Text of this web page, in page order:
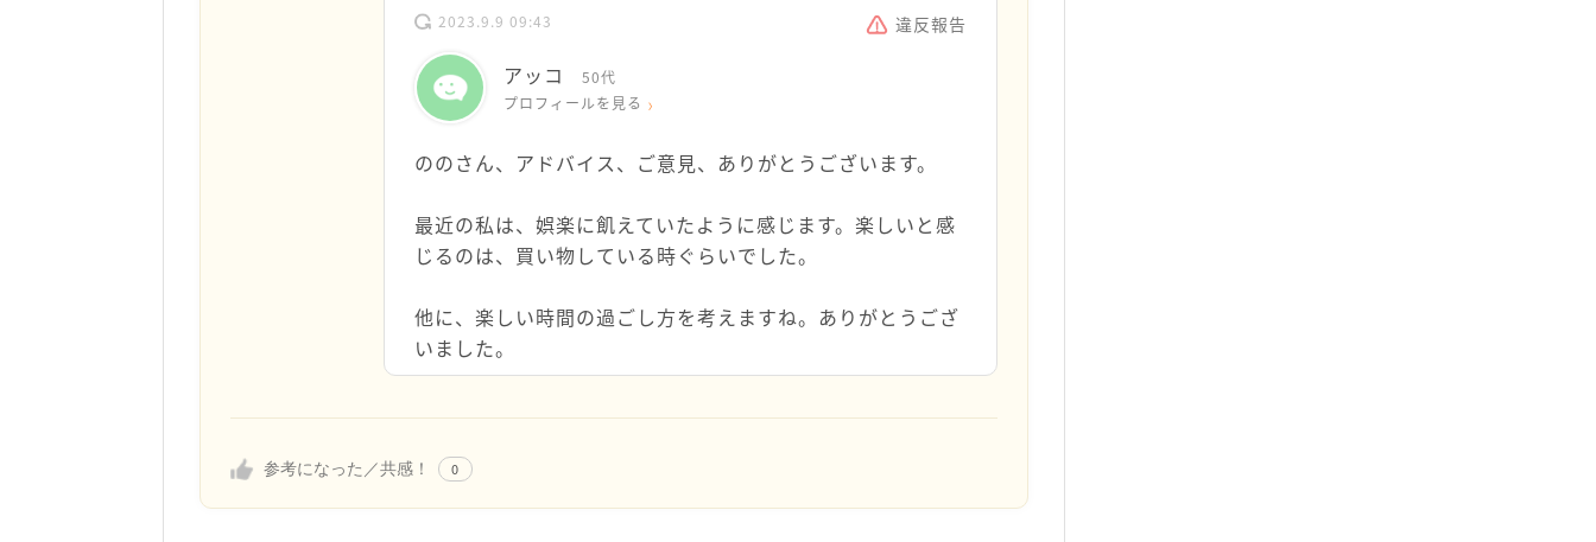
参考になった／共感！ 0
2023.9.9 09:43 違反報告
アッコ
50代
プロフィールを見る
ののさん、アドバイス、ご意見、ありがとうございます。
最近の私は、娯楽に飢えていたように感じます。楽しいと感
じるのは、買い物している時ぐらいでした。
他に、楽しい時間の過ごし方を考えますね。ありがとうござ
いました。